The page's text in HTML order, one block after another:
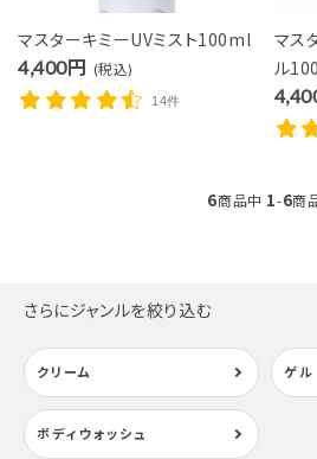
マスターキミーUVミスト100ml
4,400円 (税込)
14件
マス
ル
6商品中 1-6商
さらにジャンルを絞り込む
クリーム ゲル
ボディウォッシュ